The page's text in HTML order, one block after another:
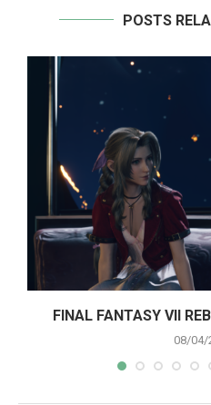
POSTS
FINAL FANTASY VII
08/04/